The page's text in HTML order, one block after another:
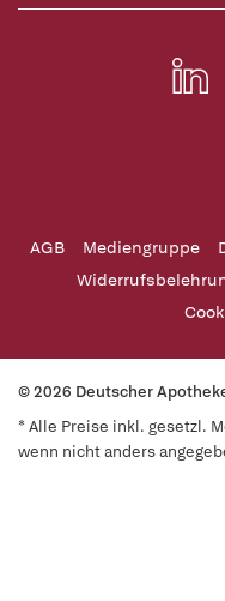
AGB Mediengruppe
© 2026 Deutscher
* Alle Preise inkl. gesetzl.
wenn nicht anders